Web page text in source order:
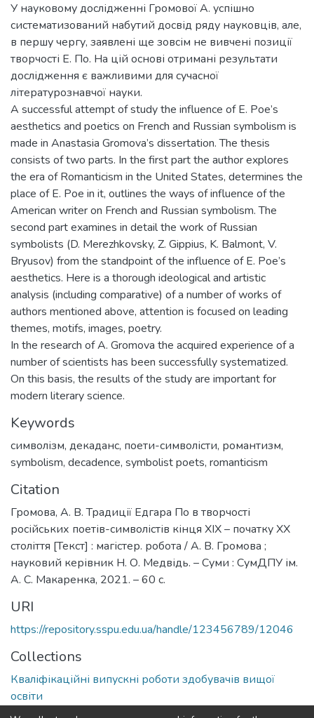
У науковому дослідженні Громової А. успішно
систематизований набутий досвід ряду науковців, але,
в першу чергу, заявлені ще зовсім не вивчені позиції
творчості Е. По. На цій основі отримані результати
дослідження є важливими для сучасної
літературознавчої науки.
A successful attempt of study the influence of E. Poe’s
aesthetics and poetics on French and Russian symbolism is
made in Anastasia Gromova’s dissertation. The thesis
consists of two parts. In the first part the author explores
the era of Romanticism in the United States, determines the
place of E. Poe in it, outlines the ways of influence of the
American writer on French and Russian symbolism. The
second part examines in detail the work of Russian
symbolists (D. Merezhkovsky, Z. Gippius, K. Balmont, V.
Bryusov) from the standpoint of the influence of E. Poe’s
aesthetics. Here is a thorough ideological and artistic
analysis (including comparative) of a number of works of
authors mentioned above, attention is focused on leading
themes, motifs, images, poetry.
In the research of A. Gromova the acquired experience of a
number of scientists has been successfully systematized.
On this basis, the results of the study are important for
modern literary science.
Keywords
символізм, декаданс, поети-символісти, романтизм,
symbolism, decadence, symbolist poets, romanticism
Citation
Громова, А. В. Традиції Едгара По в творчості
російських поетів-символістів кінця XIX – початку XX
століття [Текст] : магістер. робота / А. В. Громова ;
науковий керівник Н. О. Медвідь. – Суми : СумДПУ ім.
А. С. Макаренка, 2021. – 60 с.
URI
https://repository.sspu.edu.ua/handle/123456789/12046
Collections
Кваліфікаційні випускні роботи здобувачів вищої
освіти